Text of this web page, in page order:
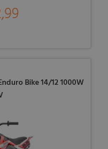
Bike 14/12 1000W